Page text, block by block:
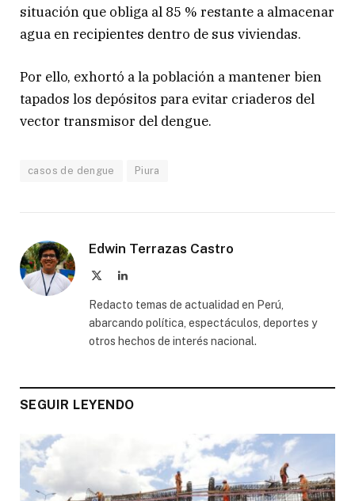
situación que obliga al 85 % restante a almacenar
agua en recipientes dentro de sus viviendas.
Por ello, exhortó a la población a mantener bien
tapados los depósitos para evitar criaderos del
vector transmisor del dengue.
casos de dengue Piura
Edwin Terrazas Castro
LinkedIn
Redacto temas de actualidad en Perú,
abarcando política, espectáculos, deportes y
otros hechos de interés nacional.
SEGUIR LEYENDO